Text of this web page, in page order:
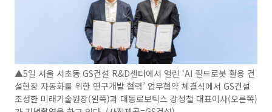
▲5일 서울 서초동 GS건설 R&D센터에서 열린 ‘AI 필드로봇 활용 건
설현장 자동화를 위한 연구개발 협력’ 업무협약 체결식에서 GS건설
조성한 미래기술원장(왼쪽)과 대동로보틱스 강성철 대표이사(오른쪽)